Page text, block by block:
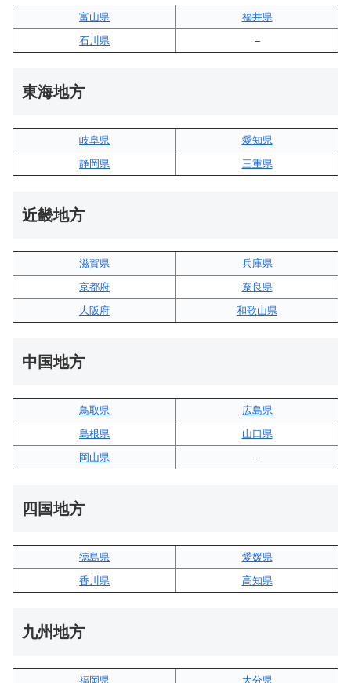
富山県
福井県
石川県
–
東海地方
岐阜県
愛知県
静岡県
三重県
近畿地方
滋賀県
兵庫県
京都府
奈良県
大阪府
和歌山県
中国地方
鳥取県
広島県
島根県
山口県
岡山県
–
四国地方
徳島県
愛媛県
香川県
高知県
九州地方
福岡県 大分県